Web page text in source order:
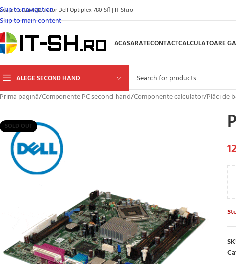
Skip to navigation
Skip to main content
de baza calculator Dell Optiplex 780 Sff | IT-Sh.ro
ACASARATECONTACTCALCULATOARE
ALEGE SECOND HAND
Prima pagină/Componente PC second-hand/Componente calculator/Plăci de
SOLD OUT